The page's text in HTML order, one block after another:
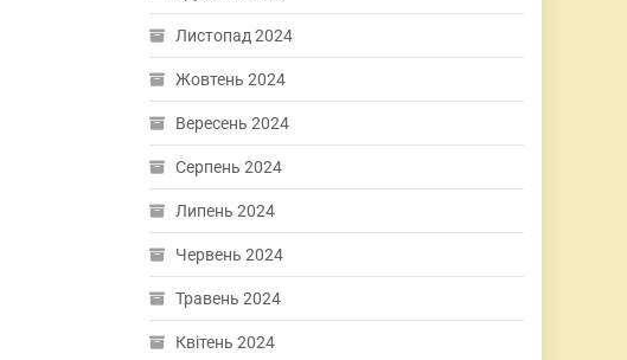
Листопад 2024
Жовтень 2024
Вересень 2024
Серпень 2024
Липень 2024
Червень 2024
Травень 2024
Квітень 2024